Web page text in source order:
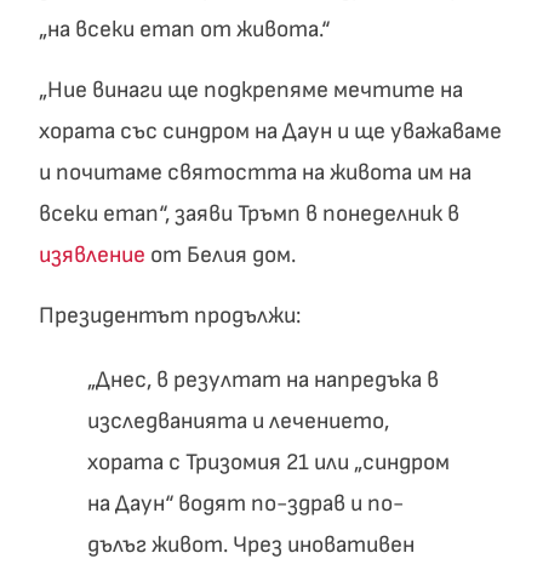
„на всеки етап от живота.“
„Ние винаги ще подкрепяме мечтите на
хората със синдром на Даун и ще уважаваме
и почитаме святостта на живота им на
всеки етап“, заяви Тръмп в понеделник в
изявление от Белия дом.
Президентът продължи:
„Днес, в резултат на напредъка в
изследванията и лечението,
хората с Тризомия 21 или „синдром
на Даун“ водят по-здрав и по-
дълъг живот. Чрез иновативен